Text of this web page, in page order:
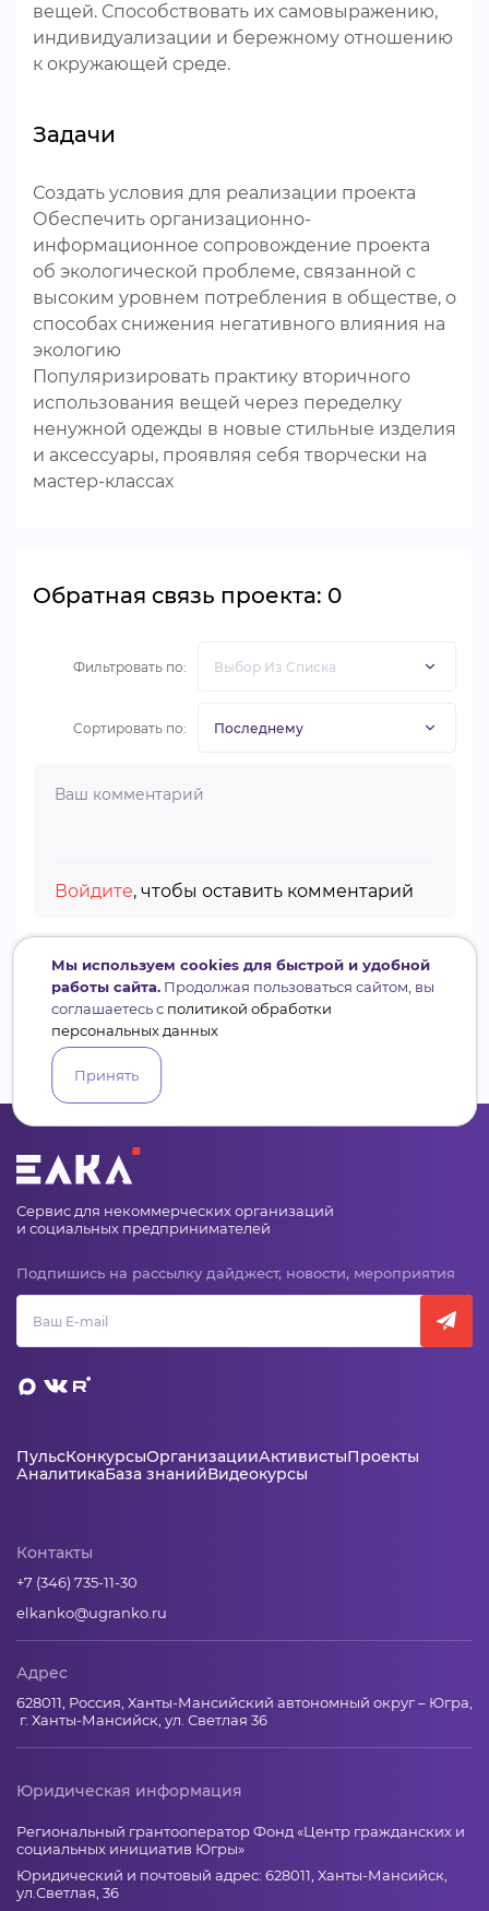
вещей. Способствовать их самовыражению,
индивидуализации и бережному отношению
к окружающей среде.
Задачи
Создать условия для реализации проекта
Обеспечить организационно-
информационное сопровождение проекта
об экологической проблеме, связанной с
высоким уровнем потребления в обществе, о
способах снижения негативного влияния на
экологию
Популяризировать практику вторичного
использования вещей через переделку
ненужной одежды в новые стильные изделия
и аксессуары, проявляя себя творчески на
мастер-классах
Обратная связь проекта: 0
Фильтровать по:
Сортировать по:
Войдите, чтобы оставить комментарий
Сервис для некоммерческих организаций
и социальных предпринимателей
Подпишись на рассылку дайджест, новости, мероприятия
ПульсКонкурсыОрганизацииАктивистыПроекты
АналитикаБаза знанийВидеокурсы
Контакты
+7 (346) 735-11-30
elkanko@ugranko.ru
Адрес
628011, Россия, Ханты-Мансийский автономный округ – Югра,
г. Ханты-Мансийск, ул. Светлая 36
Юридическая информация
Региональный грантооператор Фонд «Центр гражданских и
социальных инициатив Югры»
Юридический и почтовый адрес: 628011, Ханты-Мансийск,
ул.Светлая, 36
Мы используем cookies для быстрой и удобной
работы сайта. Продолжая пользоваться сайтом, вы
соглашаетесь с политикой обработки
персональных данных
Принять